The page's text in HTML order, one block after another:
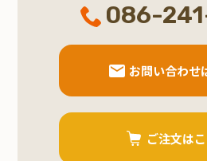
086-
お問い合わせ
ご注文は